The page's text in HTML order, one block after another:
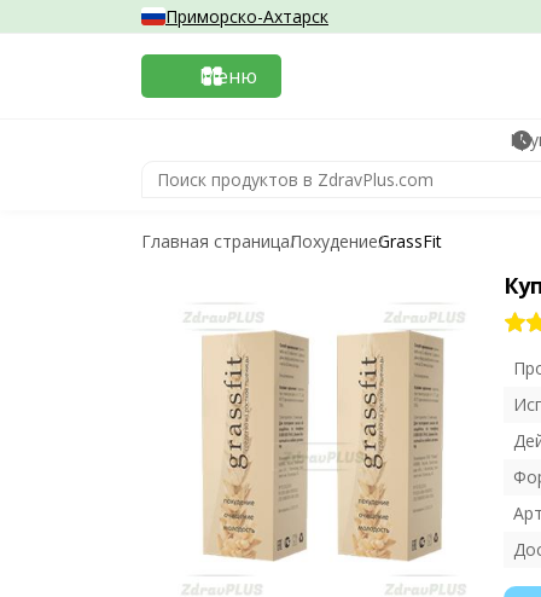
Приморско-Ахтарск
Меню
Главная страницаПохудениеGrassFit